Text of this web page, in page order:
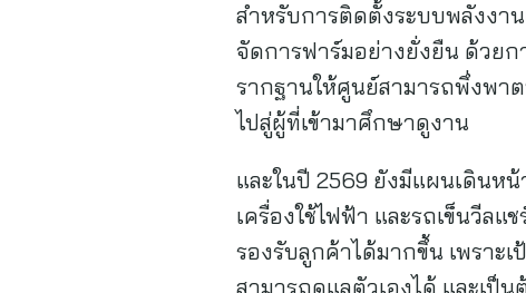
สำหรับการติดตั้งระบบพลังงา
จัดการฟาร์มอย่างยั่งยืน ด้วยก
รากฐานให้ศูนย์สามารถพึ่งพา
ไปสู่ผู้ที่เข้ามาศึกษาดูงาน
และในปี 2569 ยังมีแผนเดินห
เครื่องใช้ไฟฟ้า และรถเข็นวีล
รองรับลูกค้าได้มากขึ้น เพราะ
สามารถดูแลตัวเองได้ และเป็